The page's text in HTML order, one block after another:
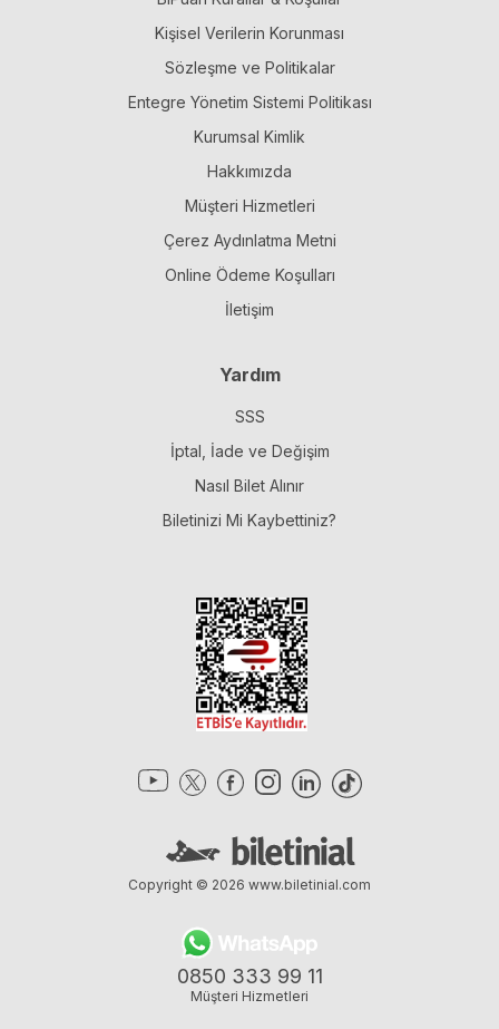
Kişisel Verilerin Korunması
Sözleşme ve Politikalar
Entegre Yönetim Sistemi Politikası
Kurumsal Kimlik
Hakkımızda
Müşteri Hizmetleri
Çerez Aydınlatma Metni
Online Ödeme Koşulları
İletişim
Yardım
SSS
İptal, İade ve Değişim
Nasıl Bilet Alınır
Biletinizi Mi Kaybettiniz?
0850 333 99 11
Müşteri Hizmetleri
Copyright © 2026 www.biletinial.com